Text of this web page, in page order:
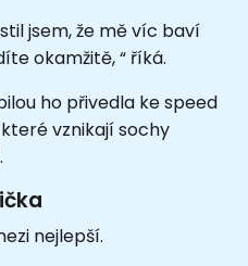
jsem, že mě víc baví
okamžitě, “ říká.
ho přivedla ke speed
vznikají sochy
nejlepší.